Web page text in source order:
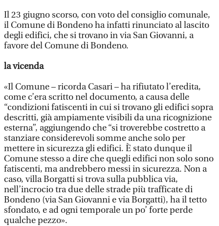
Il 23 giugno scorso, con voto del consiglio comunale,
il Comune di Bondeno ha infatti rinunciato al lascito
degli edifici, che si trovano in via San Giovanni, a
favore del Comune di Bondeno.
la vicenda
«Il Comune – ricorda Casari – ha rifiutato l’eredita,
come c’era scritto nel documento, a causa delle
“condizioni fatiscenti in cui si trovano gli edifici sopra
descritti, già ampiamente visibili da una ricognizione
esterna”, aggiungendo che “si troverebbe costretto a
stanziare considerevoli somme anche solo per
mettere in sicurezza gli edifici. È stato dunque il
Comune stesso a dire che quegli edifici non solo sono
fatiscenti, ma andrebbero messi in sicurezza. Non a
caso, villa Borgatti si trova sulla pubblica via,
nell’incrocio tra due delle strade più trafficate di
Bondeno (via San Giovanni e via Borgatti), ha il tetto
sfondato, e ad ogni temporale un po’ forte perde
qualche pezzo».